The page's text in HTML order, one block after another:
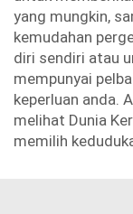
yang mungkin,
kemudahan
diri sendiri atau
mempunyai
keperluan anda.
melihat Dunia
memilih